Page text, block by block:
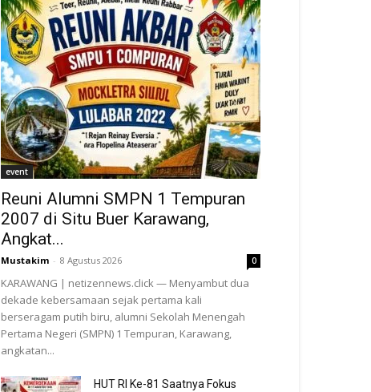
event
Reuni Alumni SMPN 1 Tempuran
2007 di Situ Buer Karawang,
Angkat...
Mustakim - 8 Agustus 2026 0
KARAWANG | netizennews.click — Menyambut dua
dekade kebersamaan sejak pertama kali
berseragam putih biru, alumni Sekolah Menengah
Pertama Negeri (SMPN) 1 Tempuran, Karawang,
angkatan...
HUT RI Ke-81 Saatnya Fokus